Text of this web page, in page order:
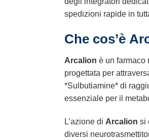
spedizioni rapide in
Che cos’è
Arcalion è un farmaco
progettata per
*Sulbutiamine* di
essenziale per il
L’azione di Arcalion si
diversi